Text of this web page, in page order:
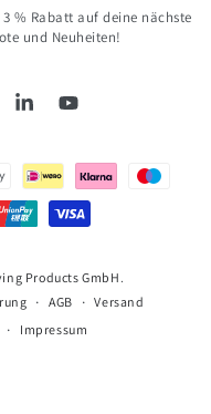
% Rabatt auf deine nächste
und Neuheiten!
LinkedInYouTube
Products GmbH .
AGB
Versand
Impressum